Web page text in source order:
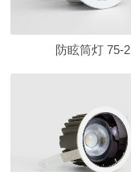
防眩筒灯 75-2